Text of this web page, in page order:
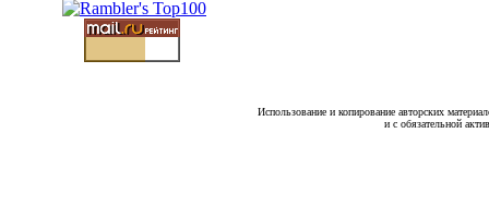
Использование и копирование авторских
и с обязательной